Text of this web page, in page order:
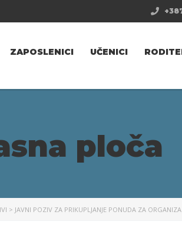
ZAPOSLENICI UČENICI
ploča
> JAVNI POZIV ZA PRIKUPLJANJE PONUDA ZA